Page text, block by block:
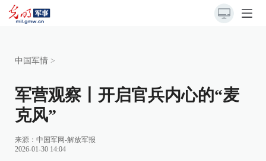
中国军情 >
军营观察丨开启官兵内心的“麦
克风”
来源： 中国军网-解放军报
2026-01-30 14:04